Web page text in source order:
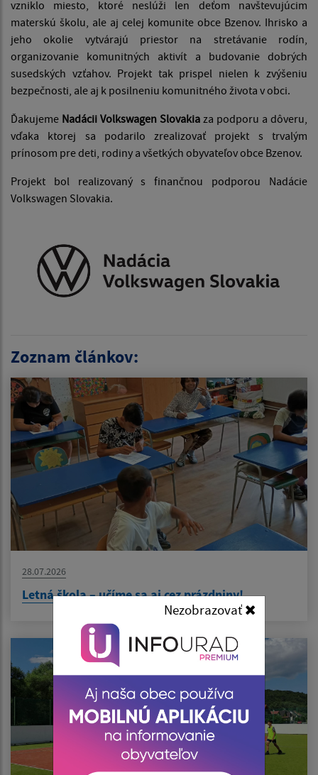
Nezobrazovať
vzniklo miesto, ktoré neslúži len deťom navštevujúcim
materskú školu, ale aj celej komunite obce Bzenov. Ihrisko a
jeho okolie vytvárajú priestor na stretávanie rodín,
organizovanie komunitných aktivít a budovanie dobrých
susedských vzťahov. Projekt tak prispel nielen k zvýšeniu
bezpečnosti, ale aj k posilneniu komunitného života v obci.
Ďakujeme Nadácii Volkswagen Slovakia za podporu a dôveru,
vďaka ktorej sa podarilo zrealizovať projekt s trvalým
prínosom pre deti, rodiny a všetkých obyvateľov obce Bzenov.
Projekt bol realizovaný s finančnou podporou Nadácie
Volkswagen Slovakia.
Zoznam článkov:
28.07.2026
Letná škola – učíme sa aj cez prázdniny!